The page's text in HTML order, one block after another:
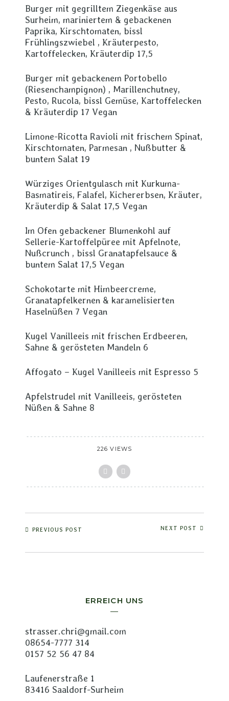
Burger mit gegrilltem Ziegenkäse aus
Surheim, mariniertem & gebackenen
Paprika, Kirschtomaten, bissl
Frühlingszwiebel , Kräuterpesto,
Kartoffelecken, Kräuterdip 17,5
Burger mit gebackenem Portobello
(Riesenchampignon) , Marillenchutney,
Pesto, Rucola, bissl Gemüse, Kartoffelecken
& Kräuterdip 17 Vegan
Limone-Ricotta Ravioli mit frischem Spinat,
Kirschtomaten, Parmesan , Nußbutter &
buntem Salat 19
Würziges Orientgulasch mit Kurkuma-
Basmatireis, Falafel, Kichererbsen, Kräuter,
Kräuterdip & Salat 17,5 Vegan
Im Ofen gebackener Blumenkohl auf
Sellerie-Kartoffelpüree mit Apfelnote,
Nußcrunch , bissl Granatapfelsauce &
buntem Salat 17,5 Vegan
Schokotarte mit Himbeercreme,
Granatapfelkernen & karamelisierten
Haselnüßen 7 Vegan
Kugel Vanilleeis mit frischen Erdbeeren,
Sahne & gerösteten Mandeln 6
Affogato – Kugel Vanilleeis mit Espresso 5
Apfelstrudel mit Vanilleeis, gerösteten
Nüßen & Sahne 8
226 VIEWS
PREVIOUS POST NEXT POST
ERREICH UNS
strasser.chri@gmail.com
08654-7777 314
0157 52 56 47 84
Laufenerstraße 1
83416 Saaldorf-Surheim